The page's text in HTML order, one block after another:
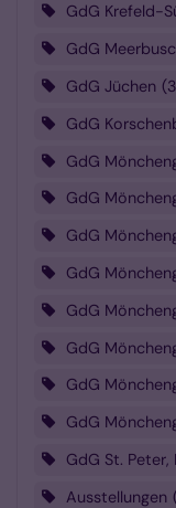
GdG Krefeld-
GdG
GdG Jüchen 3
GdG
GdG
GdG
GdG
GdG
GdG
GdG
GdG
GdG
GdG St.
Ausstellungen